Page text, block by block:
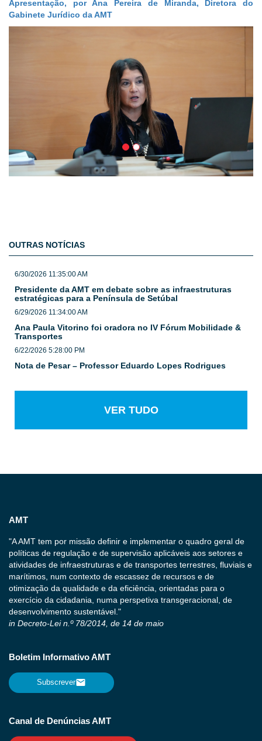
Apresentação, por Ana Pereira de Miranda, Diretora do
Gabinete Jurídico da AMT
OUTRAS NOTÍCIAS
6/30/2026 11:35:00 AM
Presidente da AMT em debate sobre as infraestruturas
estratégicas para a Península de Setúbal
6/29/2026 11:34:00 AM
Ana Paula Vitorino foi oradora no IV Fórum Mobilidade &
Transportes
6/22/2026 5:28:00 PM
Nota de Pesar – Professor Eduardo Lopes Rodrigues
VER TUDO
AMT
"A AMT tem por missão definir e implementar o quadro geral de
políticas de regulação e de supervisão aplicáveis aos setores e
atividades de infraestruturas e de transportes terrestres, fluviais e
marítimos, num contexto de escassez de recursos e de
otimização da qualidade e da eficiência, orientadas para o
exercício da cidadania, numa perspetiva transgeracional, de
desenvolvimento sustentável."
in Decreto-Lei n.º 78/2014, de 14 de maio
Boletim Informativo AMT
Subscrever
Canal de Denúncias AMT